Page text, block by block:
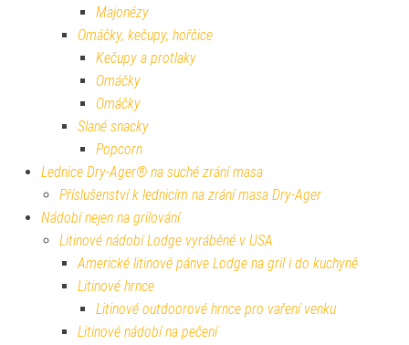
Majonézy
Omáčky, kečupy, hořčice
Kečupy a protlaky
Omáčky
Omáčky
Slané snacky
Popcorn
Lednice Dry-Ager® na suché zrání masa
Příslušenství k lednicím na zrání masa Dry-Ager
Nádobí nejen na grilování
Litinové nádobí Lodge vyráběné v USA
Americké litinové pánve Lodge na gril i do kuchyně
Litinové hrnce
Litinové outdoorové hrnce pro vaření venku
Litinové nádobí na pečení